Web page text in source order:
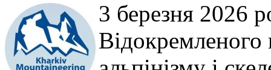
3 березня 2026
Відокремленого